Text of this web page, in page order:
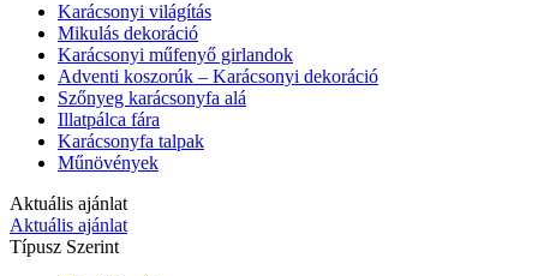
Karácsonyi világítás
Mikulás dekoráció
Karácsonyi műfenyő girlandok
Adventi koszorúk – Karácsonyi dekoráció
Szőnyeg karácsonyfa alá
Illatpálca fára
Karácsonyfa talpak
Műnövények
Aktuális ajánlat
Aktuális ajánlat
Típusz Szerint